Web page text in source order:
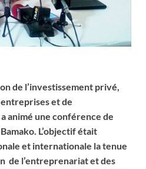
de l’investissement privé,
et de
animé une conférence de
L’objectif était
et internationale la tenue
de l’entreprenariat et des